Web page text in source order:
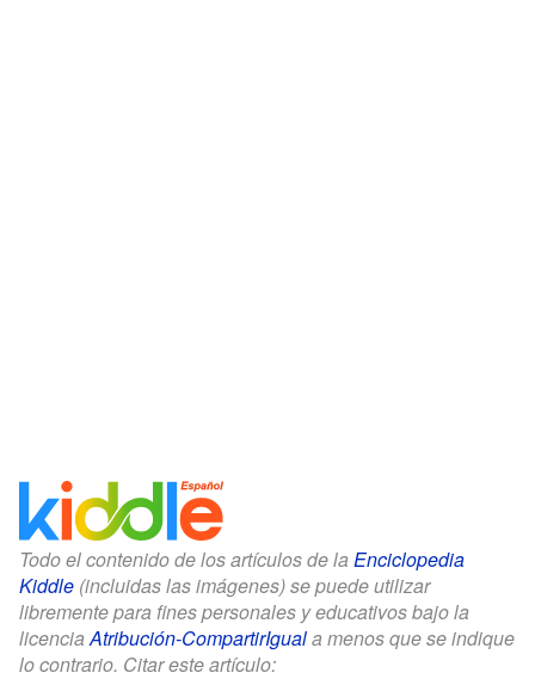
Todo el contenido de los artículos de la Enciclopedia
Kiddle (incluidas las imágenes) se puede utilizar
libremente para fines personales y educativos bajo la
licenciaAtribución-CompartirIguala menos que se indique
lo contrario. Citar este artículo: